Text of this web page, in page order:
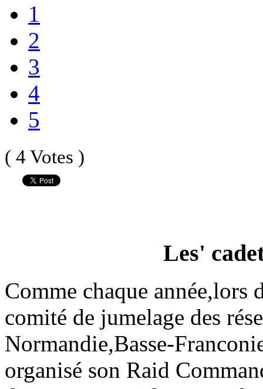
1
2
3
4
5
( 4 Votes )
Les'
Comme chaque année,lors
comité de jumelage des
Normandie,Basse-
organisé son Raid